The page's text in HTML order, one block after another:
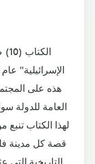
هذه على
العامة للدولة
لهذا الكتاب
قصة كل مدينة
التاريخية التي